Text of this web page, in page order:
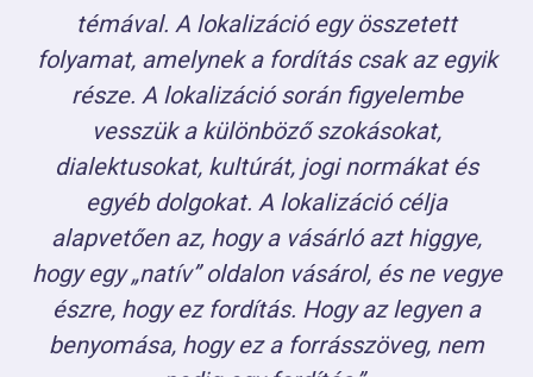
témával. A lokalizáció egy összetett
folyamat, amelynek a fordítás csak az egyik
része. A lokalizáció során figyelembe
vesszük a különböző szokásokat,
dialektusokat, kultúrát, jogi normákat és
egyéb dolgokat. A lokalizáció célja
alapvetően az, hogy a vásárló azt higgye,
hogy egy „natív” oldalon vásárol, és ne vegye
észre, hogy ez fordítás. Hogy az legyen a
benyomása, hogy ez a forrásszöveg, nem